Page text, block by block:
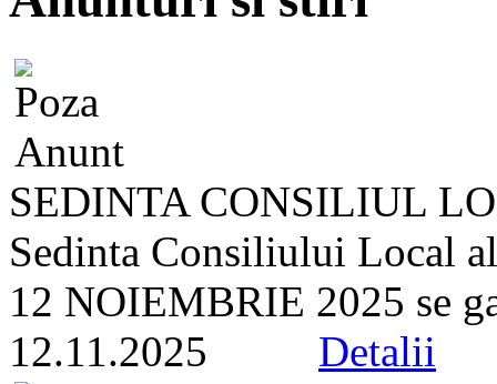
SEDINTA CONSILIUL
Sedinta Consiliului Local
12 NOIEMBRIE 2025 se
12.11.2025 Detalii